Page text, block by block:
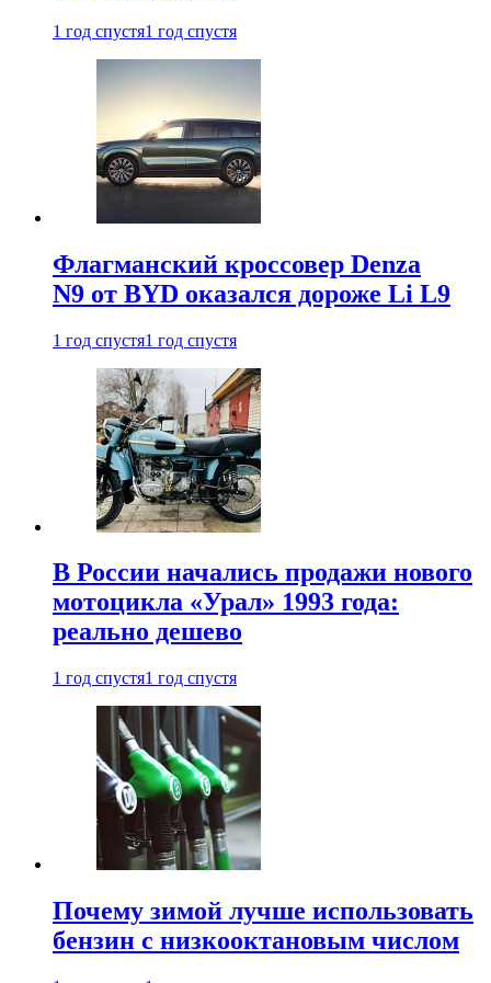
1 год спустя1 год спустя
Флагманский кроссовер Denza
N9 от BYD оказался дороже Li L9
1 год спустя1 год спустя
В России начались продажи нового
мотоцикла «Урал» 1993 года:
реально дешево
1 год спустя1 год спустя
Почему зимой лучше использовать
бензин с низкооктановым числом